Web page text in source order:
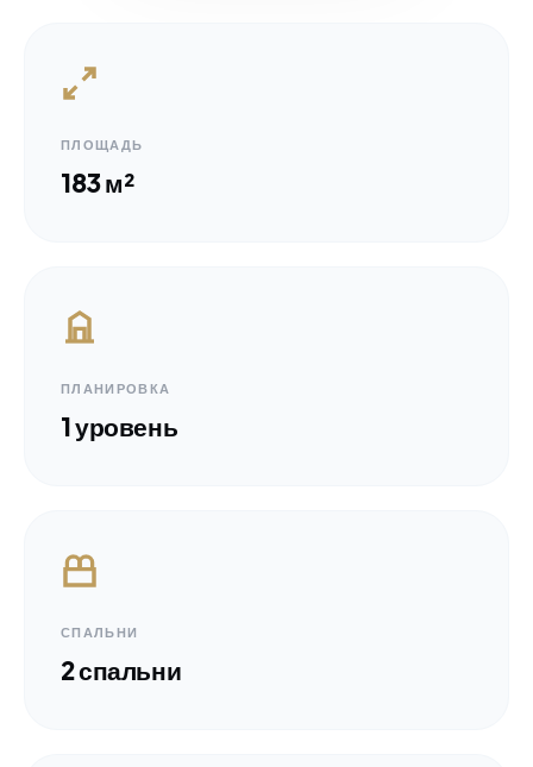
ПЛОЩАДЬ
183 м²
ПЛАНИРОВКА
1 уровень
СПАЛЬНИ
2 спальни